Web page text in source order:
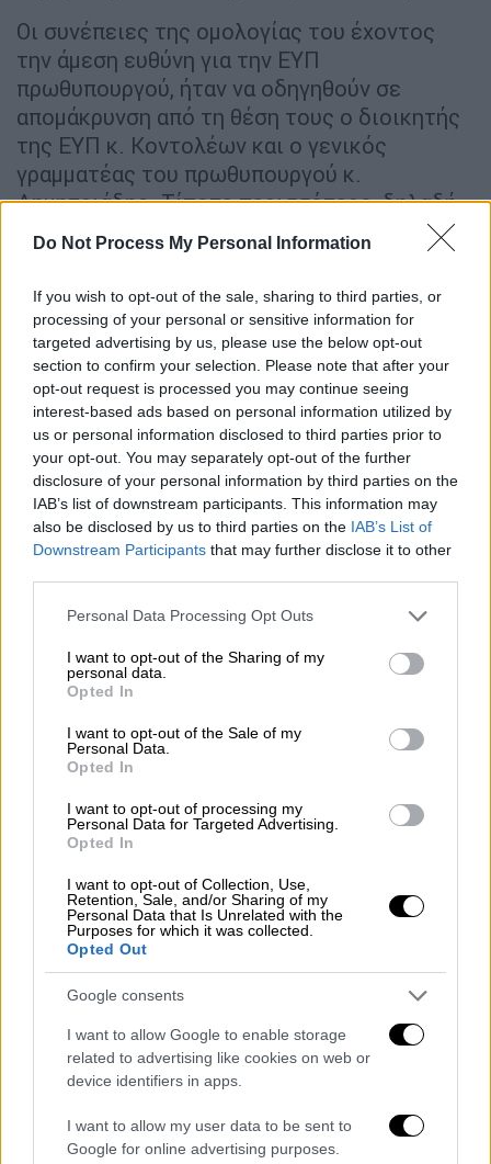
Do Not Process My Personal Information
If you wish to opt-out of the sale, sharing to third parties, or
processing of your personal or sensitive information for
targeted advertising by us, please use the below opt-out
section to confirm your selection. Please note that after your
opt-out request is processed you may continue seeing
interest-based ads based on personal information utilized by
us or personal information disclosed to third parties prior to
your opt-out. You may separately opt-out of the further
disclosure of your personal information by third parties on the
IAB’s list of downstream participants. This information may
also be disclosed by us to third parties on the IAB’s List of
Downstream Participants that may further disclose it to other
Please note that this website/app uses one or more Google
not limited to your visit or usage behaviour. You may click to
grant or deny consent to Google and its third-party tags to
use your data for below specified purposes in below Google
consent section.
Personal Data Processing Opt Outs
I want to opt-out of the Sharing of my
personal data.
Opted In
I want to opt-out of the Sale of my
Personal Data.
Opted In
I want to opt-out of processing my
Personal Data for Targeted Advertising.
Opted In
I want to opt-out of Collection, Use,
Retention, Sale, and/or Sharing of my
Personal Data that Is Unrelated with the
Purposes for which it was collected.
Opted Out
Google consents
I want to allow Google to enable storage
related to advertising like cookies on web or
device identifiers in apps.
I want to allow my user data to be sent to
Google for online advertising purposes.
Οι συνέπειες της ομολογίας του έχοντος
την άμεση ευθύνη για την ΕΥΠ
πρωθυπουργού, ήταν να οδηγηθούν σε
απομάκρυνση από τη θέση τους ο διοικητής
της ΕΥΠ κ. Κοντολέων και ο γενικός
γραμματέας του πρωθυπουργού κ.
Δημητριάδης. Τίποτε περισσότερο, δηλαδή,
από μια σύντομη εκφορά του «απεταξάμην».
παραβίαση της συνταγματικής νομιμότητας
βοά, η υπονόμευση κάθε έννοιας απορρήτου
των επικοινωνιών διαβρώνει δικαιώματα
και αξίες, τα ερωτήματα γιγαντώνονται και
όσο κρύβονται στο σκοτάδι πρόσωπα και
ευθύνες, η Δημοκρατία, καχεκτική, θα
περιμένει την επόμενη αμφισβήτησή της.
Κύριε πρόεδρε,
πρέπει να γνωρίζει ο ελληνικός λαός τι
συνέβη στην θλιβερή για την πολιτική μας
ζωή τρέχουσα υπόθεση των
πρωταγωνιστές, τα κίνητρα, τις επιδιώξεις
αφανών και φανερών κέντρων.
Μόνον έτσι, με την αλήθεια πλήρη και
ακέραιη, μπορούμε να προστατεύσουμε τη
αναγκαία μέσα.
Ζητούμε, γι' αυτό, την άμεση σύγκληση της
Επιτροπής Θεσμών και Διαφάνειας, εντός
της τρέχουσας εβδομάδας, σε συνέχεια της
από 29 Ιουλίου 2022 συνεδρίασής της, στην
οποία θα κληθούν σε ακρόαση:
Πληροφοριών κ. Θεμιστοκλής Δεμίρης